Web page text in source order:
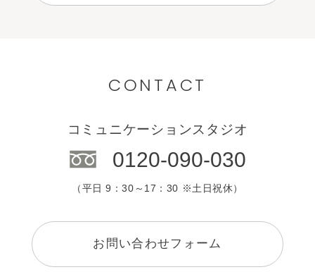
カウンセリングCONTACT
コミュニケーションスタジオ
0120-090-030
（平日 9：30～17：30 ※土日祝休）
お問い合わせフォーム